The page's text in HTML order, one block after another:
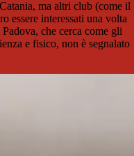
ma altri club (come il
essere interessati una volta
che cerca come gli
e fisico, non è segnalato